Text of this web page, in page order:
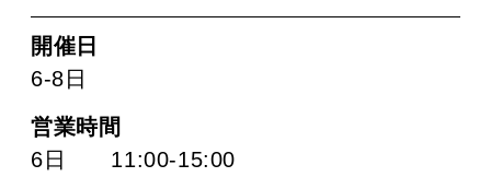
開催日
6-8日
営業時間
6日 11:00-15:00